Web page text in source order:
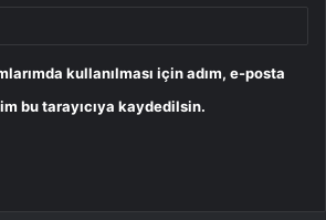
kullanılması için adım, e-posta
bu tarayıcıya kaydedilsin.